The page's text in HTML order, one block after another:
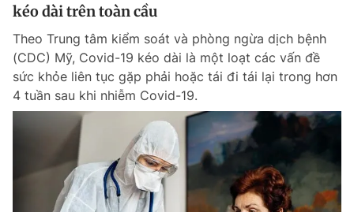
kéo dài trên toàn cầu
Theo Trung tâm kiểm soát và phòng ngừa dịch bệnh
(CDC) Mỹ, Covid-19 kéo dài là một loạt các vấn đề
sức khỏe liên tục gặp phải hoặc tái đi tái lại trong hơn
4 tuần sau khi nhiễm Covid-19.